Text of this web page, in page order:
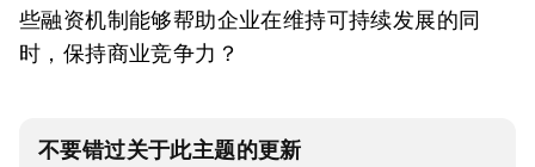
些融资机制能够帮助企业在维持可持续发展的同
时，保持商业竞争力？
不要错过关于此主题的更新